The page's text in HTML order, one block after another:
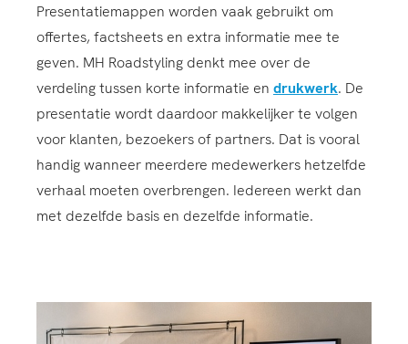
Presentatiemappen worden vaak gebruikt om
offertes, factsheets en extra informatie mee te
geven. MH Roadstyling denkt mee over de
verdeling tussen korte informatie en drukwerk. De
presentatie wordt daardoor makkelijker te volgen
voor klanten, bezoekers of partners. Dat is vooral
handig wanneer meerdere medewerkers hetzelfde
verhaal moeten overbrengen. Iedereen werkt dan
met dezelfde basis en dezelfde informatie.